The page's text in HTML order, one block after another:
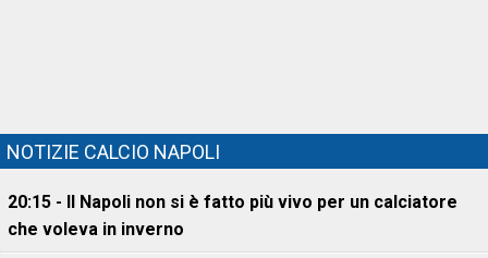
NOTIZIE CALCIO NAPOLI
20:15 - Il Napoli non si è fatto più vivo per un calciatore
che voleva in inverno